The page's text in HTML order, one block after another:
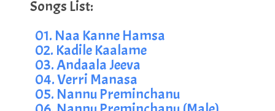
01. Naa Kanne Hamsa
02. Kadile Kaalame
03. Andaala Jeeva
04. Verri Manasa
05. Nannu Preminchanu